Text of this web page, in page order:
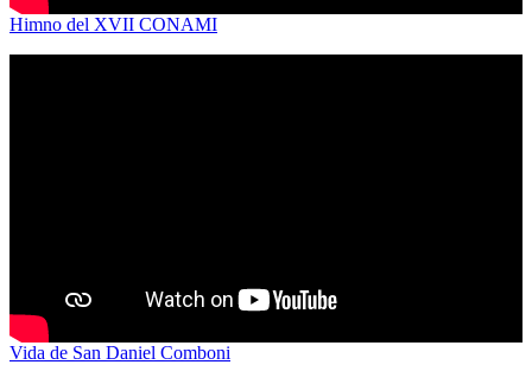
Himno del XVII CONAMI
Vida de San Daniel Comboni